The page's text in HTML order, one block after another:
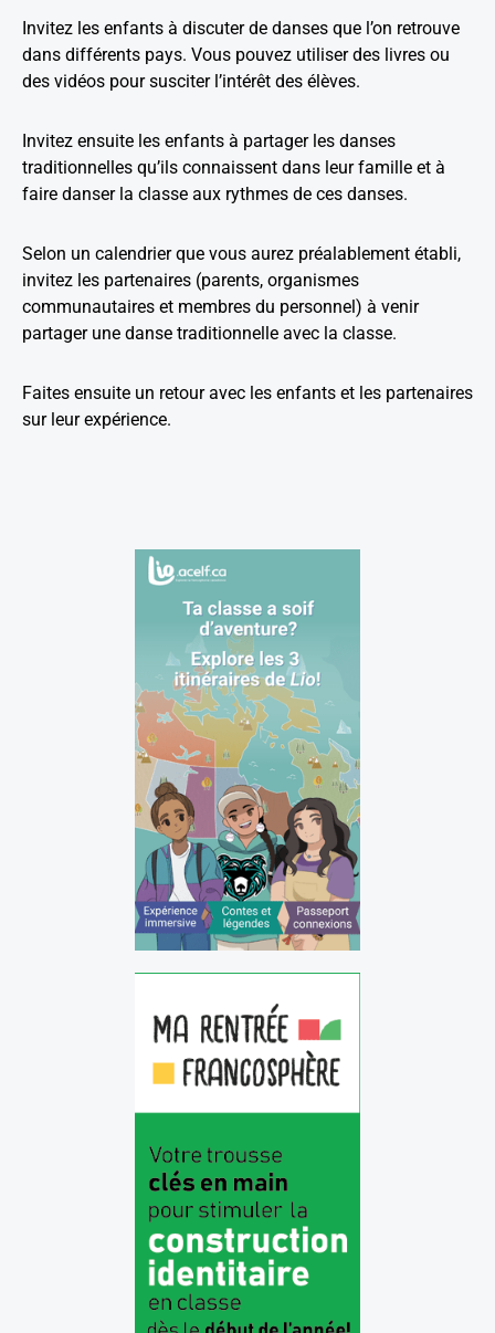
Invitez les enfants à discuter de danses que l’on retrouve
dans différents pays. Vous pouvez utiliser des livres ou
des vidéos pour susciter l’intérêt des élèves.
Invitez ensuite les enfants à partager les danses
traditionnelles qu’ils connaissent dans leur famille et à
faire danser la classe aux rythmes de ces danses.
Selon un calendrier que vous aurez préalablement établi,
invitez les partenaires (parents, organismes
communautaires et membres du personnel) à venir
partager une danse traditionnelle avec la classe.
Faites ensuite un retour avec les enfants et les partenaires
sur leur expérience.